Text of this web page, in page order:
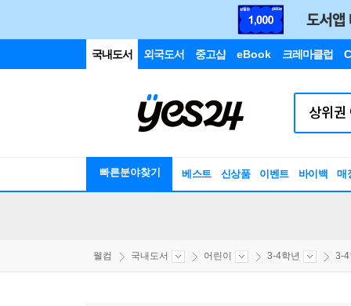
국내도서 외국도서 중고샵 eBook 크레마클럽
빠른분야찾기 베스트 신상품 이벤트 바이백 매
웰컴 국내도서 어린이 3-4학년 3-4